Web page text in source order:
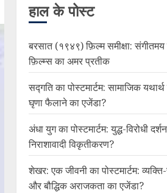
हाल के पोस्ट
बरसात (१९४९) फ़िल्म समीक्षा:
फ़िल्म्स का अमर प्रतीक
सद्गति का पोस्टमार्टम: सामाजिक
घृणा फैलाने का एजेंडा?
अंधा युग का पोस्टमार्टम: युद्ध-विरोधी
निराशावादी विकृतीकरण?
शेखर: एक जीवनी का पोस्टमार्टम:
और बौद्धिक अराजकता का एजेंडा?